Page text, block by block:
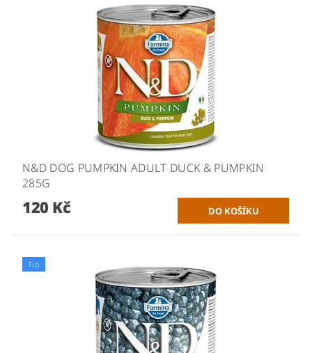
N&D DOG PUMPKIN ADULT DUCK & PUMPKIN
285G
120 Kč
Tip